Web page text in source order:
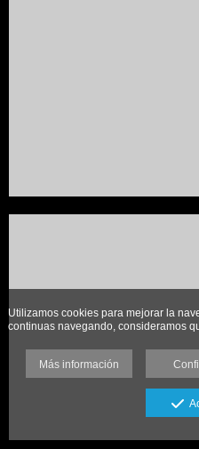
Utilizamos cookies para mejorar la
continuas navegando, consideramos
Más información